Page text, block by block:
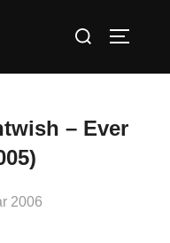
Søg
– Ever
2006